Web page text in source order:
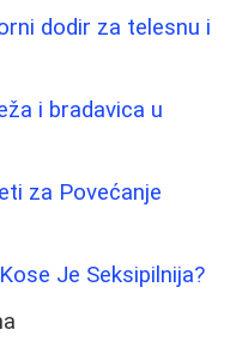
dodir za telesnu i
i bradavica u
za Povećanje
Je Seksipilnija?